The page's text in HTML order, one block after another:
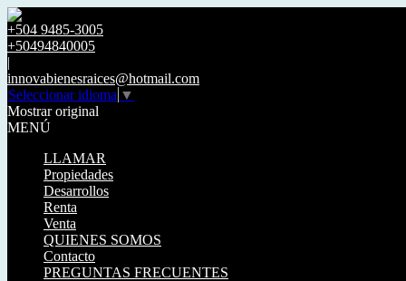
+504 9485-3005
+50494840005
|
innovabienesraices@hotmail.com
Seleccionar idioma ▼
Mostrar original
MENÚ
LLAMAR
Propiedades
Desarrollos
Renta
Venta
QUIENES SOMOS
Contacto
PREGUNTAS FRECUENTES